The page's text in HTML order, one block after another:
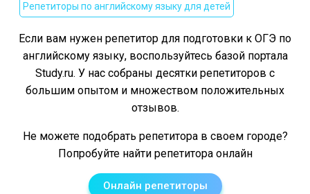
Репетиторы по английскому языку для детей
Если вам нужен репетитор для подготовки к ОГЭ по
английскому языку, воспользуйтесь базой портала
Study.ru. У нас собраны десятки репетиторов с
большим опытом и множеством положительных
отзывов.
Не можете подобрать репетитора в своем городе?
Попробуйте найти репетитора онлайн
Онлайн репетиторы